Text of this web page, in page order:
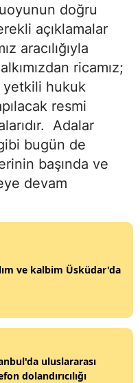
doğru
açıklamalar
aracılığıyla
ricamız;
yetkili hukuk
resmi
Adalar
bugün de
başında ve
devam
ve kalbim Üsküdar'da
uluslararası
dolandırıcılığı